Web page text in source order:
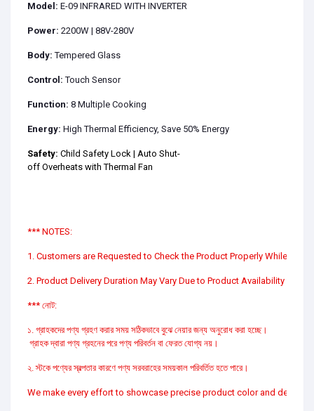
Model: E-09 INFRARED WITH INVERTER
Power: 2200W | 88V-280V
Body:Tempered Glass
Control:Touch Sensor
Function: 8 Multiple Cooking
Energy: High Thermal Efficiency, Save 50% Energy
Safety: Child Safety Lock | Auto Shut-
off Overheats with Thermal Fan
*** NOTES:
1. Customers are Requested to Check the Product Properly While
2. Product Delivery Duration May Vary Due to Product Availability in
*** নোট:
১. গ্রাহকদের পণ্য গ্রহণ করার সময় সঠিকভাবে বুঝে নেয়ার জন্য অনুরোধ করা হচ্ছে।
গ্রাহক দ্বারা পণ্য গ্রহনের পরে পণ্য পরিবর্তন বা ফেরত যোগ্য নয়।
২. স্টকে পণ্যের স্বল্পতার কারণে পণ্য সরবরাহের সময়কাল পরিবর্তিত হতে পারে।
We make every effort to showcase precise product color and design